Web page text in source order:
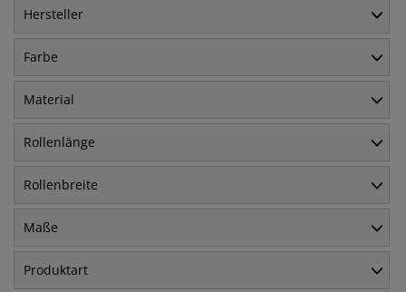
Hersteller
Farbe
Material
Rollenlänge
Rollenbreite
Maße
Produktart